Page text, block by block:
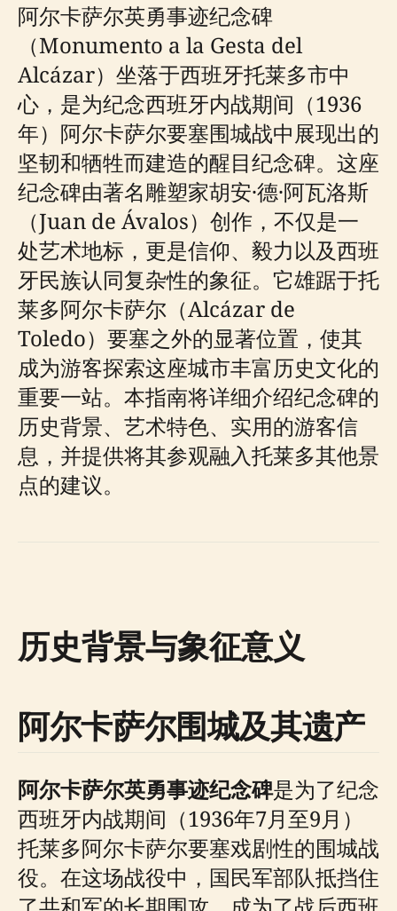
阿尔卡萨尔英勇事迹纪念碑
（Monumento a la Gesta del
Alcázar）坐落于西班牙托莱多市中
心，是为纪念西班牙内战期间（1936
年）阿尔卡萨尔要塞围城战中展现出的
坚韧和牺牲而建造的醒目纪念碑。这座
纪念碑由著名雕塑家胡安·德·阿瓦洛斯
（Juan de Ávalos）创作，不仅是一
处艺术地标，更是信仰、毅力以及西班
牙民族认同复杂性的象征。它雄踞于托
莱多阿尔卡萨尔（Alcázar de
Toledo）要塞之外的显著位置，使其
成为游客探索这座城市丰富历史文化的
重要一站。本指南将详细介绍纪念碑的
历史背景、艺术特色、实用的游客信
息，并提供将其参观融入托莱多其他景
点的建议。
历史背景与象征意义
阿尔卡萨尔围城及其遗产
阿尔卡萨尔英勇事迹纪念碑是为了纪念
西班牙内战期间（1936年7月至9月）
托莱多阿尔卡萨尔要塞戏剧性的围城战
役。在这场战役中，国民军部队抵挡住